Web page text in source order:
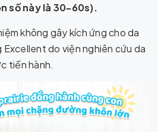
số này là 30-60s).
không gây kích ứng cho da
Excellent do viện nghiên cứu da
tiến hành.